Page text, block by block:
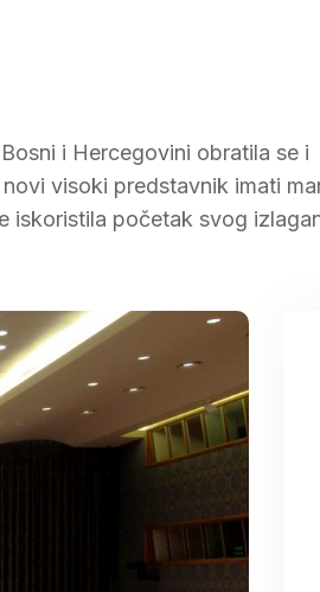
i Hercegovini obratila se i
visoki predstavnik imati
iskoristila početak svog